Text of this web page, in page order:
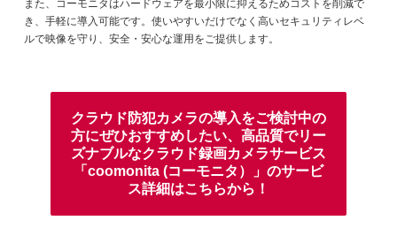
また、コーモニタはハードウェアを最小限に抑えるためコストを削減で
き、手軽に導入可能です。使いやすいだけでなく高いセキュリティレベ
ルで映像を守り、安全・安心な運用をご提供します。
クラウド防犯カメラの導入をご検討中の
方にぜひおすすめしたい、高品質でリー
ズナブルなクラウド録画カメラサービス
「coomonita (コーモニタ）」のサービ
ス詳細はこちらから！